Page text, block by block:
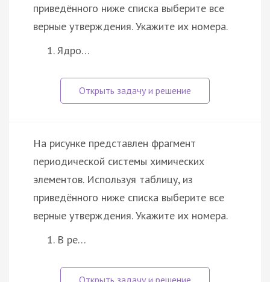
приведённого ниже списка выберите все
верные утверждения. Укажите их номера.
Ядро…
На рисунке представлен фрагмент
периодической системы химических
элементов. Используя таблицу, из
приведённого ниже списка выберите все
верные утверждения. Укажите их номера.
В ре…